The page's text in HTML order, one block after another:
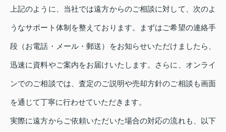
上記のように、当社では遠方からのご相談に対して、次のよ
うなサポート体制を整えております。まずはご希望の連絡手
段（お電話・メール・郵送）をお知らせいただけましたら、
迅速に資料やご案内をお届けいたします。さらに、オンライ
ンでのご相談では、査定のご説明や売却方針のご相談も画面
を通じて丁寧に行わせていただきます。
実際に遠方からご依頼いただいた場合の対応の流れも、以下